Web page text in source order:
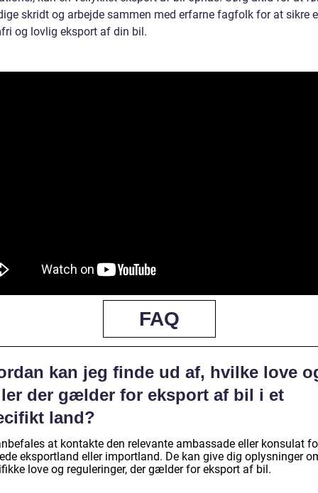
skridt og arbejde sammen med erfarne fagfolk for at sikre
og lovlig eksport af din bil.
FAQ
kan jeg finde ud af, hvilke love
der gælder for eksport af bil i et
land?
at kontakte den relevante ambassade eller konsulat
eksportland eller importland. De kan give dig oplysninger
love og reguleringer, der gælder for eksport af bil.